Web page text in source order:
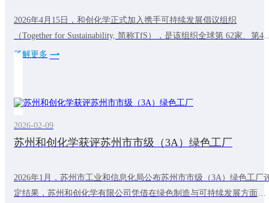
2026年4月15日，和创化学正式加入携手可持续发展倡议组织
（Together for Sustainability, 简称TfS），是该组织全球第 62家、第4
中国化工成员，标志着公司在践行全球可持续发展理念的道路上迈出
有韧性的化学供应链的发展。和创化学加入TfS之路
了解更多
2026-02-09
苏州和创化学获评苏州市市级（3A）绿色工厂
2026年1月，苏州市工业和信息化局公布苏州市市级（3A）绿色工厂
定结果，苏州和创化学有限公司凭借在绿色制造与可持续发展方面的